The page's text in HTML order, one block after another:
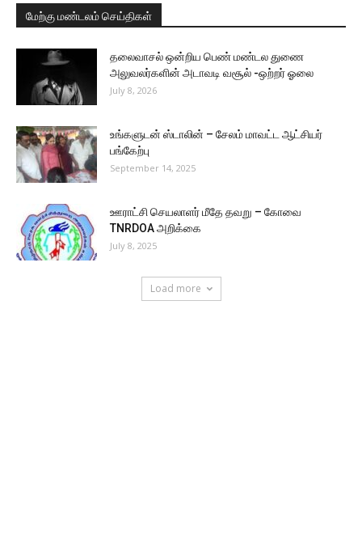
மேற்கு மண்டலம் செய்திகள்
தலைவாசல் ஒன்றிய பெண் மண்டல துணை
அலுவலர்களின் அடாவடி வசூல் -ஒற்றர் ஓலை
July 8, 2026
உங்களுடன் ஸ்டாலின் – சேலம் மாவட்ட ஆட்சியர்
பங்கேற்பு
September 14, 2025
ஊராட்சி செயலாளர் மீதே தவறு – கோவை
TNRDOA அறிக்கை
July 8, 2025
Load more